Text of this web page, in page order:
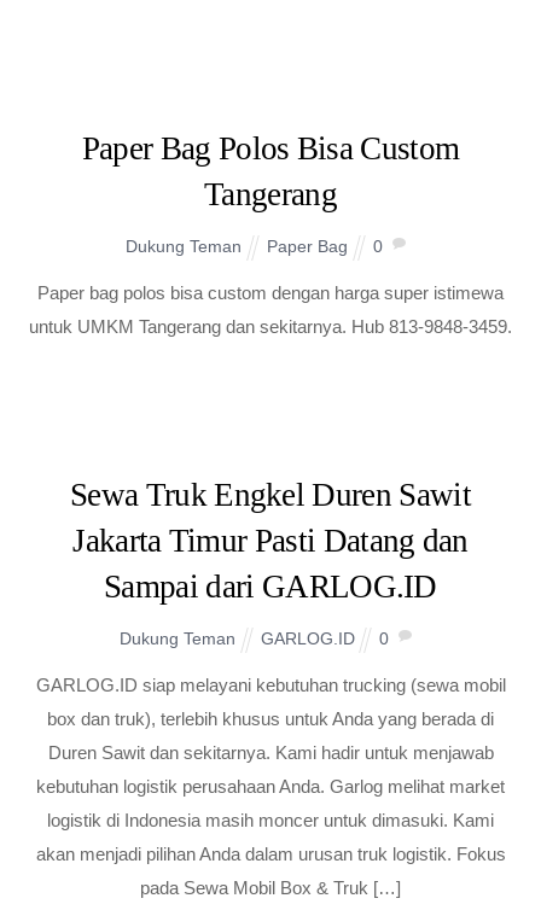
Paper Bag Polos Bisa Custom
Tangerang
Dukung Teman Paper Bag 0
Paper bag polos bisa custom dengan harga super istimewa
untuk UMKM Tangerang dan sekitarnya. Hub 813-9848-3459.
Sewa Truk Engkel Duren Sawit
Jakarta Timur Pasti Datang dan
Sampai dari GARLOG.ID
Dukung Teman GARLOG.ID 0
GARLOG.ID siap melayani kebutuhan trucking (sewa mobil
box dan truk), terlebih khusus untuk Anda yang berada di
Duren Sawit dan sekitarnya. Kami hadir untuk menjawab
kebutuhan logistik perusahaan Anda. Garlog melihat market
logistik di Indonesia masih moncer untuk dimasuki. Kami
akan menjadi pilihan Anda dalam urusan truk logistik. Fokus
pada Sewa Mobil Box & Truk […]